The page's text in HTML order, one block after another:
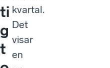
ti
g
t
kvartal.
Det
visar
en